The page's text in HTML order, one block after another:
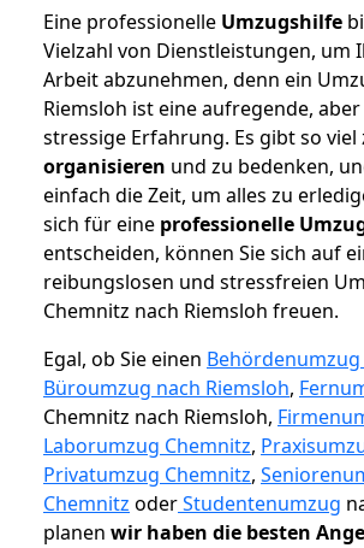
Eine professionelle Umzugshilfe
Vielzahl von Dienstleistungen, um
Arbeit abzunehmen, denn ein
Riemsloh ist eine aufregende,
stressige Erfahrung. Es gibt so viel
organisieren und zu bedenken,
einfach die Zeit, um alles zu
sich für eine professionelle
entscheiden, können Sie sich auf
reibungslosen und stressfreien
Chemnitz nach Riemsloh freuen.
Egal, ob Sie einen
Büroumzug nach Riemsloh,
Chemnitz nach Riemsloh,
Laborumzug Chemnitz,
Privatumzug Chemnitz,
Chemnitz oderStudentenumzug
planen wir haben die besten